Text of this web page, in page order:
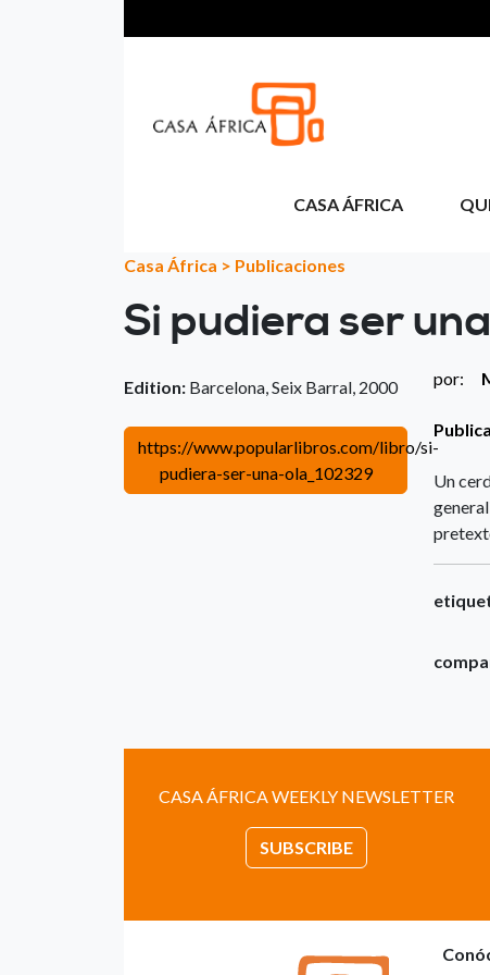
CASA ÁFRICA
Casa África > Publicaciones
Si pudiera ser
Edition: Barcelona, Seix Barral, 2000
https://www.popularlibros.com/libro/si-
pudiera-ser-una-ola_102329
por:
Un
CASA ÁFRICA WEEKLY NEWSLETTER
SUBSCRIBE